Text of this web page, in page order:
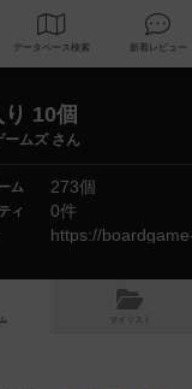
データベース 検索
10個
ームズ さん
ム 273個
ィ 0件
https://
マイリスト